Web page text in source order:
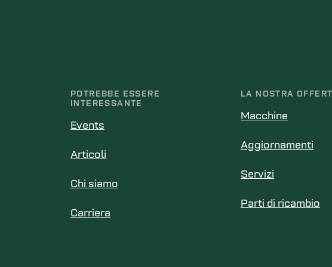
POTREBBE ESSERE
INTERESSANTE
Events
Articoli
Chi siamo
Carriera
LA NOSTRA
Macchine
Aggiornamenti
Servizi
Parti di ricambio